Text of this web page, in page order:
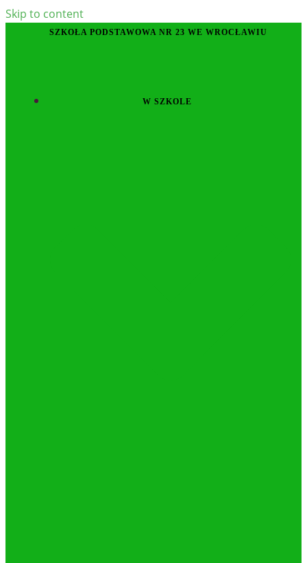
Skip to content
SZKOŁA PODSTAWOWA NR 23 WE WROCŁAWIU
W SZKOLE